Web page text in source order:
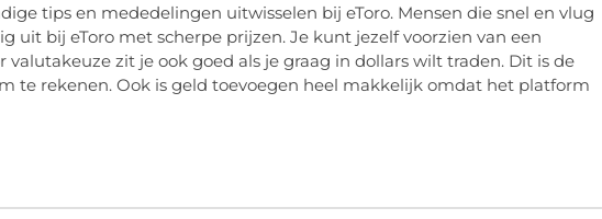
tips en mededelingen uitwisselen bij eToro. Mensen die snel en vlug
uit bij eToro met scherpe prijzen. Je kunt jezelf voorzien van een
zit je ook goed als je graag in dollars wilt traden. Dit is de
te rekenen. Ook is geld toevoegen heel makkelijk omdat het platform